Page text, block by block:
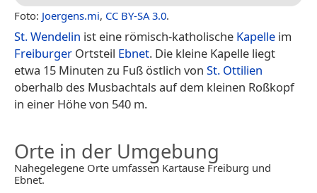
Foto: Joergens.mi, CC BY-SA 3.0.
St. Wendelin ist eine römisch-katholische Kapelle im
Freiburger Ortsteil Ebnet. Die kleine Kapelle liegt
etwa 15 Minuten zu Fuß östlich von St. Ottilien
oberhalb des Musbachtals auf dem kleinen Roßkopf
in einer Höhe von 540 m.
Orte in der Umgebung
Nahegelegene Orte umfassen Kartause Freiburg und
Ebnet.